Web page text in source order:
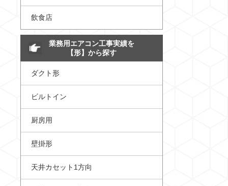
飲食店
業務用エアコン工事実績を
【形】から探す
ダクト形
ビルトイン
厨房用
壁掛形
天井カセット1方向